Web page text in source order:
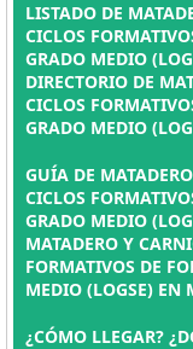
LISTADO DE
CICLOS
GRADO MEDIO
DIRECTORIO DE
CICLOS
GRADO MEDIO
GUÍA DE
CICLOS
GRADO MEDIO
MATADERO Y
FORMATIVOS DE
MEDIO (LOGSE) EN
¿CÓMO LLEGAR?